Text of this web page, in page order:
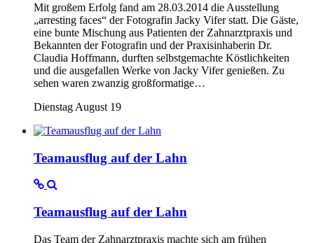
Mit großem Erfolg fand am 28.03.2014 die Ausstellung
„arresting faces“ der Fotografin Jacky Vifer statt. Die Gäste,
eine bunte Mischung aus Patienten der Zahnarztpraxis und
Bekannten der Fotografin und der Praxisinhaberin Dr.
Claudia Hoffmann, durften selbstgemachte Köstlichkeiten
und die ausgefallen Werke von Jacky Vifer genießen. Zu
sehen waren zwanzig großformatige…
Dienstag August 19
Teamausflug auf der Lahn
Teamausflug auf der Lahn
Das Team der Zahnarztpraxis machte sich am frühen